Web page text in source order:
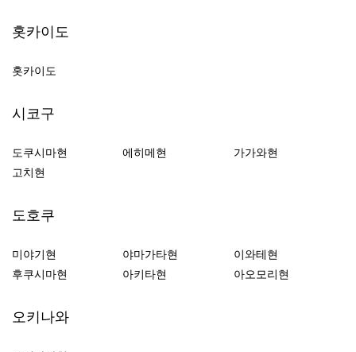
홋카이도
홋카이도
시코구
도쿠시마현 에히메현
가가와현
고치현
도호쿠
미야기현 야마가타현
이와테현
후쿠시마현
아키타현 아오모리현
오키나와